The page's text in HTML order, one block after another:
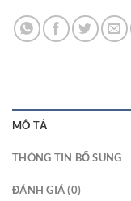
MÔ TẢ
THÔNG TIN BỔ SUNG
ĐÁNH GIÁ (0)